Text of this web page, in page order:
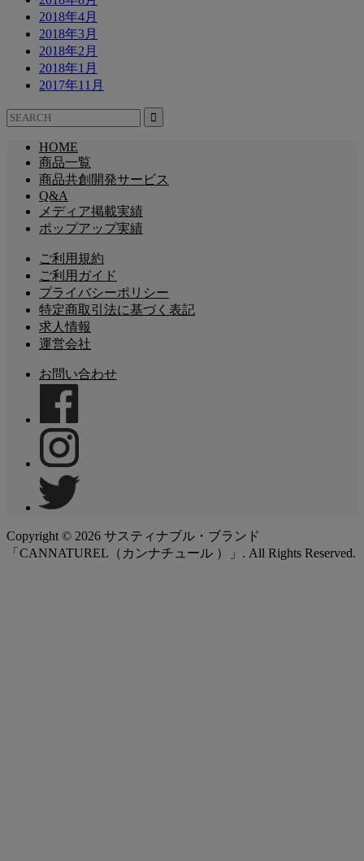
2018年4月
2018年3月
2018年2月
2018年1月
2017年11月
HOME
商品一覧
商品共創開発サービス
Q&A
メディア掲載実績
ポップアップ実績
ご利用規約
ご利用ガイド
プライバシーポリシー
特定商取引法に基づく表記
求人情報
運営会社
お問い合わせ
Copyright © 2026 サスティナブル・ブランド
「CANNATUREL（カンナチュール ）」. All Rights Reserved.